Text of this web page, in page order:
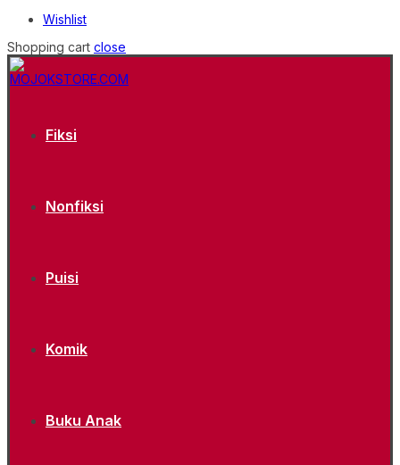
Wishlist
Shopping cart close
Fiksi
Nonfiksi
Puisi
Komik
Buku Anak